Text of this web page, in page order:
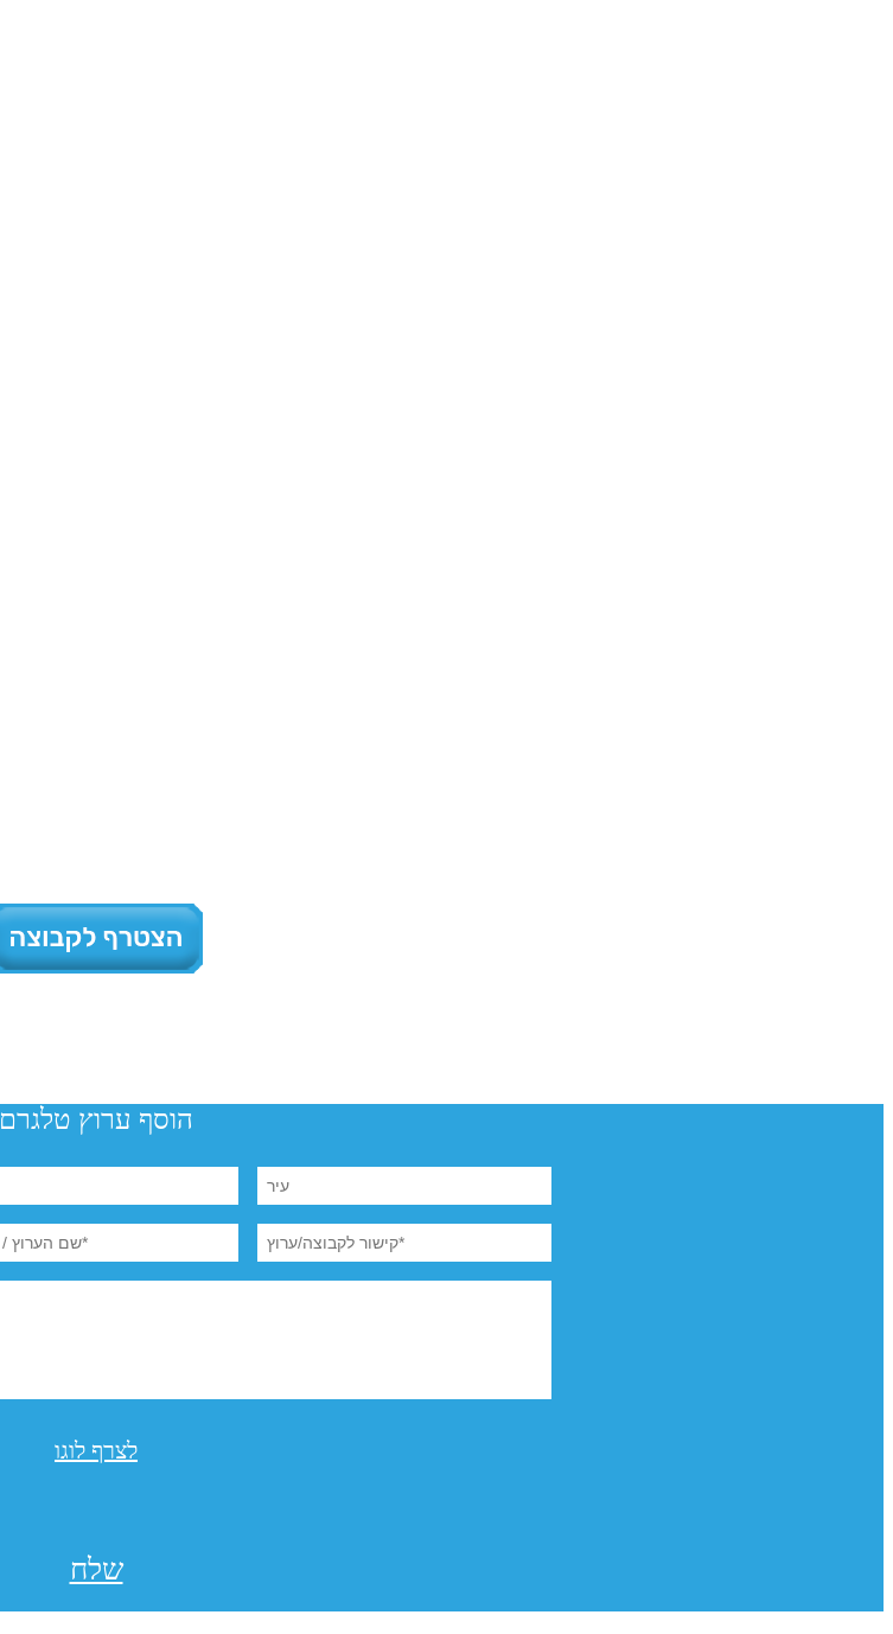
הוסף ערוץ טלגרם
לצרף לוגו
שלח